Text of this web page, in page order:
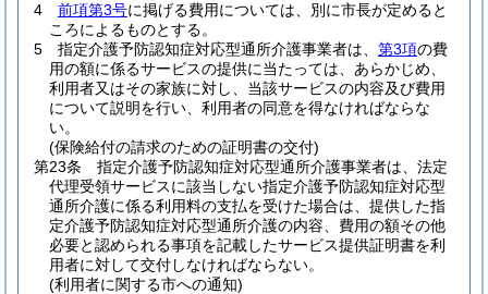
4
前項第3号に掲げる費用については、別に市長が定めると
ころによるものとする。
5
指定介護予防認知症対応型通所介護事業者は、 第3項の費
用の額に係るサービスの提供に当たっては、あらかじめ、
利用者又はその家族に対し、当該サービスの内容及び費用
について説明を行い、利用者の同意を得なければならな
い。
(保険給付の請求のための証明書の交付)
第23条
指定介護予防認知症対応型通所介護事業者は、法定
代理受領サービスに該当しない指定介護予防認知症対応型
通所介護に係る利用料の支払を受けた場合は、提供した指
定介護予防認知症対応型通所介護の内容、費用の額その他
必要と認められる事項を記載したサービス提供証明書を利
用者に対して交付しなければならない。
(利用者に関する市への通知)